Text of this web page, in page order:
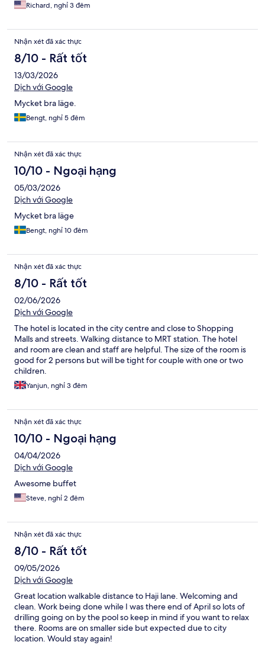
Richard, nghỉ 3 đêm
Nhận xét đã xác thực
8/10 - Rất tốt
13/03/2026
Dịch với Google
Mycket bra läge.
Bengt, nghỉ 5 đêm
Nhận xét đã xác thực
10/10 - Ngoại hạng
05/03/2026
Dịch với Google
Mycket bra läge
Bengt, nghỉ 10 đêm
Nhận xét đã xác thực
8/10 - Rất tốt
02/06/2026
Dịch với Google
The hotel is located in the city centre and close to Shopping
Malls and streets. Walking distance to MRT station. The hotel
and room are clean and staff are helpful. The size of the room is
good for 2 persons but will be tight for couple with one or two
children.
Yanjun, nghỉ 3 đêm
Nhận xét đã xác thực
10/10 - Ngoại hạng
04/04/2026
Dịch với Google
Awesome buffet
Steve, nghỉ 2 đêm
Nhận xét đã xác thực
8/10 - Rất tốt
09/05/2026
Dịch với Google
Great location walkable distance to Haji lane. Welcoming and
clean. Work being done while I was there end of April so lots of
drilling going on by the pool so keep in mind if you want to relax
there. Rooms are on smaller side but expected due to city
location. Would stay again!